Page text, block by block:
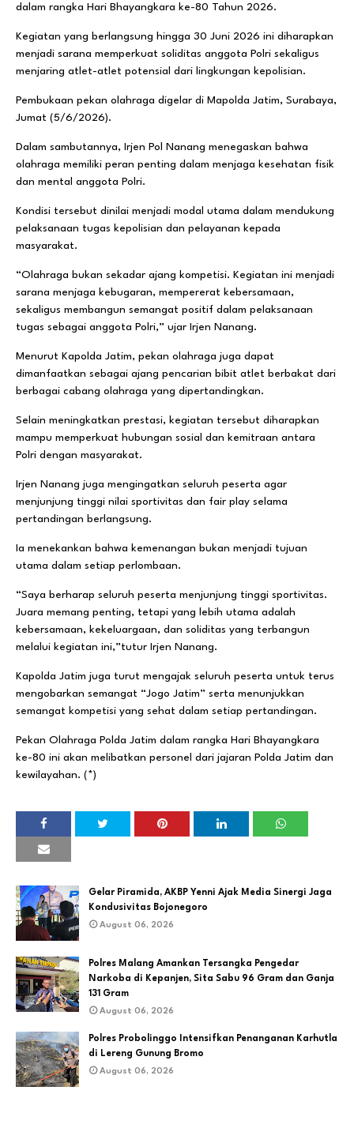
dalam rangka Hari Bhayangkara ke-80 Tahun 2026.
Kegiatan yang berlangsung hingga 30 Juni 2026 ini diharapkan
menjadi sarana memperkuat soliditas anggota Polri sekaligus
menjaring atlet-atlet potensial dari lingkungan kepolisian.
Pembukaan pekan olahraga digelar di Mapolda Jatim, Surabaya,
Jumat (5/6/2026).
Dalam sambutannya, Irjen Pol Nanang menegaskan bahwa
olahraga memiliki peran penting dalam menjaga kesehatan fisik
dan mental anggota Polri.
Kondisi tersebut dinilai menjadi modal utama dalam mendukung
pelaksanaan tugas kepolisian dan pelayanan kepada
masyarakat.
“Olahraga bukan sekadar ajang kompetisi. Kegiatan ini menjadi
sarana menjaga kebugaran, mempererat kebersamaan,
sekaligus membangun semangat positif dalam pelaksanaan
tugas sebagai anggota Polri,” ujar Irjen Nanang.
Menurut Kapolda Jatim, pekan olahraga juga dapat
dimanfaatkan sebagai ajang pencarian bibit atlet berbakat dari
berbagai cabang olahraga yang dipertandingkan.
Selain meningkatkan prestasi, kegiatan tersebut diharapkan
mampu memperkuat hubungan sosial dan kemitraan antara
Polri dengan masyarakat.
Irjen Nanang juga mengingatkan seluruh peserta agar
menjunjung tinggi nilai sportivitas dan fair play selama
pertandingan berlangsung.
Ia menekankan bahwa kemenangan bukan menjadi tujuan
utama dalam setiap perlombaan.
“Saya berharap seluruh peserta menjunjung tinggi sportivitas.
Juara memang penting, tetapi yang lebih utama adalah
kebersamaan, kekeluargaan, dan soliditas yang terbangun
melalui kegiatan ini,”tutur Irjen Nanang.
Kapolda Jatim juga turut mengajak seluruh peserta untuk terus
mengobarkan semangat “Jogo Jatim” serta menunjukkan
semangat kompetisi yang sehat dalam setiap pertandingan.
Pekan Olahraga Polda Jatim dalam rangka Hari Bhayangkara
ke-80 ini akan melibatkan personel dari jajaran Polda Jatim dan
kewilayahan. (*)
Gelar Piramida, AKBP Yenni Ajak Media Sinergi Jaga
Kondusivitas Bojonegoro
August 06, 2026
Polres Malang Amankan Tersangka Pengedar
Narkoba di Kepanjen, Sita Sabu 96 Gram dan Ganja
131 Gram
August 06, 2026
Polres Probolinggo Intensifkan Penanganan Karhutla
di Lereng Gunung Bromo
August 06, 2026